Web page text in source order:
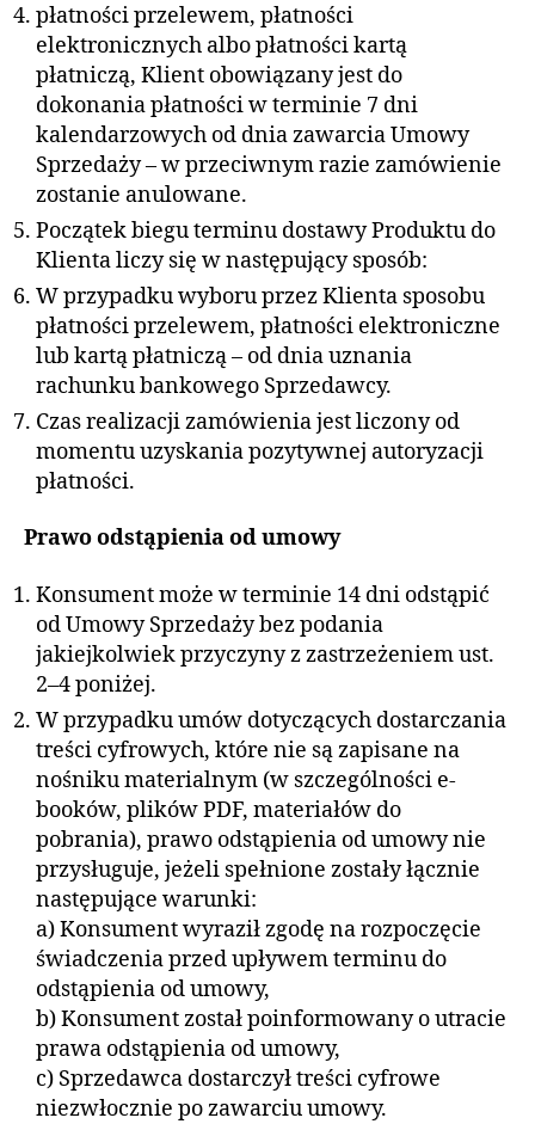
płatności przelewem, płatności
elektronicznych albo płatności kartą
płatniczą, Klient obowiązany jest do
dokonania płatności w terminie 7 dni
kalendarzowych od dnia zawarcia Umowy
Sprzedaży – w przeciwnym razie zamówienie
zostanie anulowane.
Początek biegu terminu dostawy Produktu do
Klienta liczy się w następujący sposób:
W przypadku wyboru przez Klienta sposobu
płatności przelewem, płatności elektroniczne
lub kartą płatniczą – od dnia uznania
rachunku bankowego Sprzedawcy.
Czas realizacji zamówienia jest liczony od
momentu uzyskania pozytywnej autoryzacji
płatności.
Prawo odstąpienia od umowy
Konsument może w terminie 14 dni odstąpić
od Umowy Sprzedaży bez podania
jakiejkolwiek przyczyny z zastrzeżeniem ust.
2–4 poniżej.
W przypadku umów dotyczących dostarczania
treści cyfrowych, które nie są zapisane na
nośniku materialnym (w szczególności e-
booków, plików PDF, materiałów do
pobrania), prawo odstąpienia od umowy nie
przysługuje, jeżeli spełnione zostały łącznie
następujące warunki:
a) Konsument wyraził zgodę na rozpoczęcie
świadczenia przed upływem terminu do
odstąpienia od umowy,
b) Konsument został poinformowany o utracie
prawa odstąpienia od umowy,
c) Sprzedawca dostarczył treści cyfrowe
niezwłocznie po zawarciu umowy.